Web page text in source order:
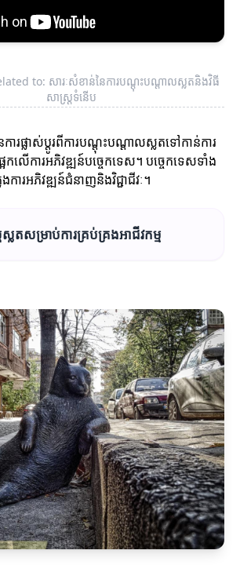
to: សារៈសំខាន់នៃការបណ្តុះបណ្តាលស្លតនិងវិធី
សាស្ត្រទំនើប
ារផ្លាស់ប្តូរពីការបណ្តុះបណ្តាលស្លតទៅកាន់ការ
លើការអភិវឌ្ឍន៍បច្ចេកទេស។ បច្ចេកទេសទាំង
ការអភិវឌ្ឍន៍ជំនាញនិងវិជ្ជាជីវៈ។
លតសម្រាប់ការគ្រប់គ្រងអាជីវកម្ម